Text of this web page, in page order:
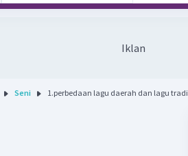
Iklan
Seni 1.perbedaan lagu daerah dan lagu